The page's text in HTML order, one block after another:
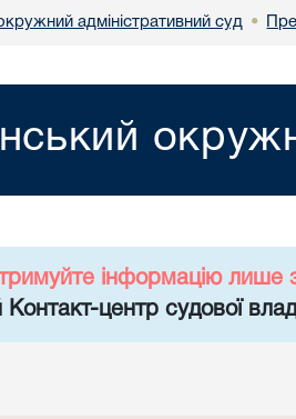
адміністративний суд •
інформацію лише
центр судової